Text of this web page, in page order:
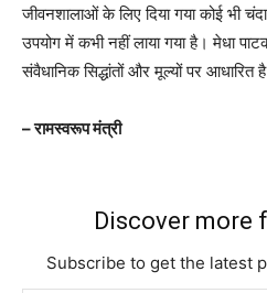
जीवनशालाओं के लिए दिया गया कोई भी
उपयोग में कभी नहीं लाया गया है। मेधा
संवैधानिक सिद्धांतों और मूल्यों पर आधारित
– रामस्वरूप मंत्री
Discover more
Subscribe to get the latest
Type your email…